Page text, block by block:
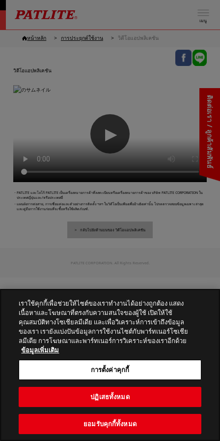
เมนู
ติดต่อเรา / ลูกค้าสัมพันธ์
หน้าหลัก การประยุกต์ใช้งาน วิดีโอแอปพลิเคชัน
วิดีโอแอปพลิเคชัน
▶
・PATLITE และโลโก้ PATLITE เป็นเครื่องหมายการค้าที่ลงทะเบียนหรือเครื่องหมายการค้าของ บริษัท PATLITE CORPORATION ใน
ประเทศญี่ปุ่นและ/หรือประเทศอื่
・แผนผังการต่อสาย, การเชื่อมต่อและตัวอย่างการติดตั้ง ฯลฯ ในวิดีโอเป็นเพียงเพื่ออ้างอิงเท่านั้น โปรดตรวจสอบข้อมูลเฉพาะล่าสุด
และคู่มือการใช้งานก่อนที่จะซื้อหรือใช้ผลิตภัณฑ์.
กลับไปยังด้านบนของ วิดีโอแอปพลิเคชัน
PATLITE CORPORATION. All Rights Reserved.
เราใช้คุกกี้เพื่อช่วยให้ไซต์ของเราทำงานได้อย่างถูกต้อง แสดง
เนื้อหาและโฆษณาที่ตรงกับความสนใจของผู้ใช้ เปิดให้ใช้
คุณสมบัติทางโซเชียลมีเดีย และเพื่อวิเคราะห์การเข้าถึงข้อมูล
ของเรา เรายังแบ่งปันข้อมูลการใช้งานไซต์กับพาร์ทเนอร์โซเชีย
ลมีเดีย การโฆษณาและพาร์ทเนอร์การวิเคราะห์ของเราอีกด้วย
ข้อมูลเพิ่มเติม
การตั้งค่าคุกกี้
ปฏิเสธทั้งหมด
ยอมรับคุกกี้ทั้งหมด